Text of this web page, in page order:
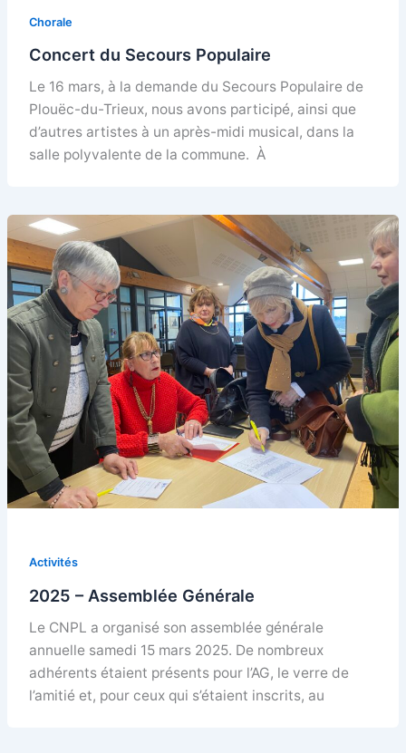
Chorale
Concert du Secours Populaire
Le 16 mars, à la demande du Secours Populaire de
Plouëc-du-Trieux, nous avons participé, ainsi que
d’autres artistes à un après-midi musical, dans la
salle polyvalente de la commune. À
Activités
2025 – Assemblée Générale
Le CNPL a organisé son assemblée générale
annuelle samedi 15 mars 2025. De nombreux
adhérents étaient présents pour l’AG, le verre de
l’amitié et, pour ceux qui s’étaient inscrits, au